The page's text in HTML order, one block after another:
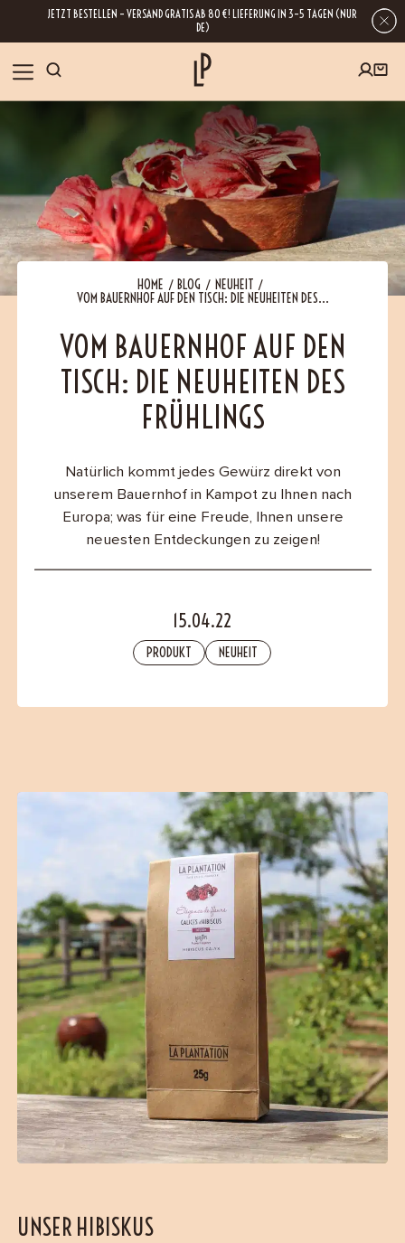
JETZT BESTELLEN – VERSAND GRATIS AB 80 €! LIEFERUNG IN 3–5 TAGEN (NUR
DE)
GESCHENKE
BLOG
REZEPTE
BESUCHEN
ÜBER UNS
Contact
HOME BLOG NEUHEIT
VOM BAUERNHOF AUF DEN TISCH: DIE NEUHEITEN DES...
VOM BAUERNHOF AUF DEN
TISCH: DIE NEUHEITEN DES
FRÜHLINGS
Natürlich kommt jedes Gewürz direkt von
unserem Bauernhof in Kampot zu Ihnen nach
Europa; was für eine Freude, Ihnen unsere
neuesten Entdeckungen zu zeigen!
15.04.22
PRODUKT NEUHEIT
UNSER HIBISKUS
Wenn Sie Ihre E-Mail-Adresse hinterlassen, erhalten Sie Zugang zu unseren
Newslettern, die reich an Tipps, Inspirationen und Informationen über unsere
neuesten Entwicklungen sind. Selbstverständlich ist eine Abmeldung
jederzeit möglich.